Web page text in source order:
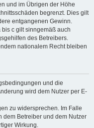
und im Übrigen der Höhe
begrenzt. Dies gilt
entgangenen Gewinn.
c gilt sinngemäß auch
des Betreibers.
nationalem Recht bleiben
und die
wird dem Nutzer per E-
zu widersprechen. Im Falle
dem Betreiber und dem Nutzer
Wirkung.